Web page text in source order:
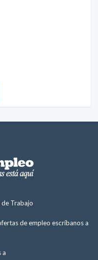
de Trabajo
de empleo escríbanos a
a